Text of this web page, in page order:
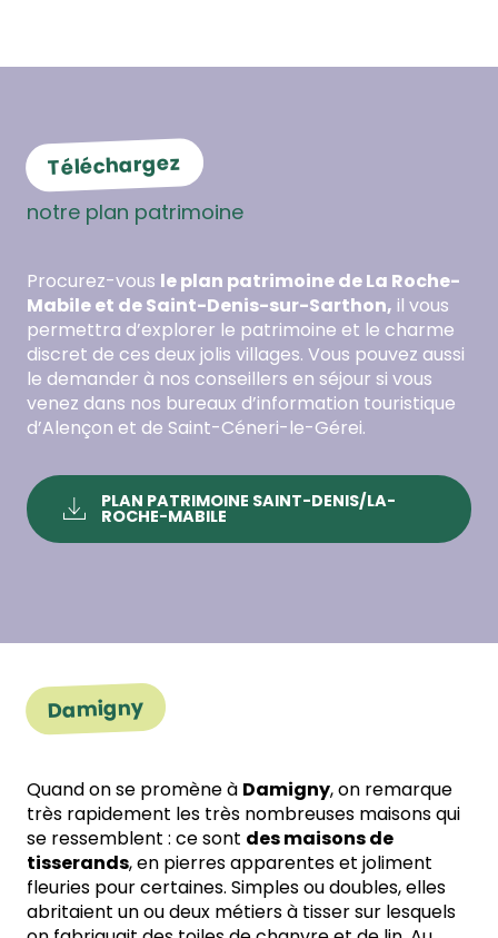
Téléchargez
notre plan patrimoine
Procurez-vous le plan patrimoine de La Roche-
Mabile et de Saint-Denis-sur-Sarthon, il vous
permettra d’explorer le patrimoine et le charme
discret de ces deux jolis villages. Vous pouvez aussi
le demander à nos conseillers en séjour si vous
venez dans nos bureaux d’information touristique
d’Alençon et de Saint-Céneri-le-Gérei.
PLAN PATRIMOINE SAINT-DENIS/LA-
ROCHE-MABILE
Damigny
Quand on se promène à Damigny, on remarque
très rapidement les très nombreuses maisons qui
se ressemblent : ce sont des maisons de
tisserands, en pierres apparentes et joliment
fleuries pour certaines. Simples ou doubles, elles
abritaient un ou deux métiers à tisser sur lesquels